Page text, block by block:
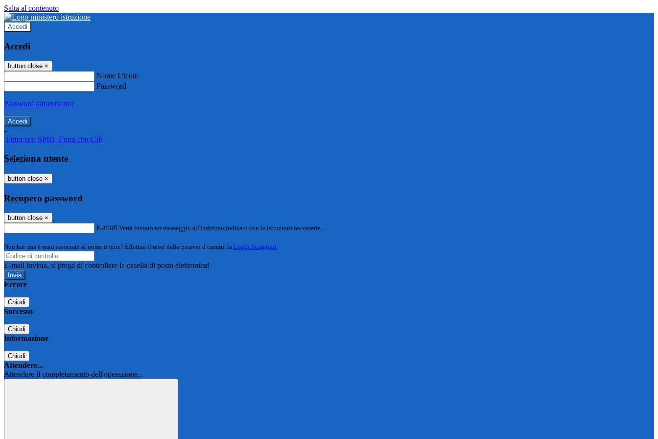
Salta al contenuto
Accedi
Accedi
button close ×
Nome Utente
Password
Password dimenticata?
-
Entra con SPID Entra con CIE
Seleziona utente
button close ×
Recupero password
button close ×
E-mail Verrà inviato un messaggio all'indirizzo indicato con le istruzioni necessarie.
Non hai una e-mail associata al nome utente? Effettua il reset della password tramite la Login Spaggiari
E-mail inviata, si prega di controllare la casella di posta elettronica!
Errore
Chiudi
Successo
Chiudi
Informazione
Chiudi
Attendere...
Attendere il completamento dell'operazione...